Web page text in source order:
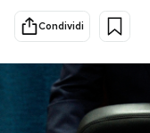
Cultura
Economia
Sport
Condividi